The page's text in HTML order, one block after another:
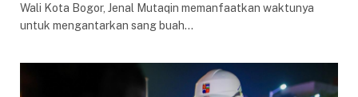
Wali Kota Bogor, Jenal Mutaqin memanfaatkan waktunya
untuk mengantarkan sang buah…